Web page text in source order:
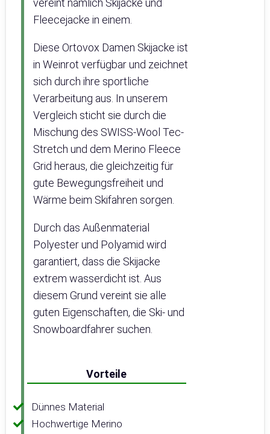
vereint nämlich Skijacke und
Fleecejacke in einem.
Diese Ortovox Damen Skijacke ist
in Weinrot verfügbar und zeichnet
sich durch ihre sportliche
Verarbeitung aus. In unserem
Vergleich sticht sie durch die
Mischung des SWISS-Wool Tec-
Stretch und dem Merino Fleece
Grid heraus, die gleichzeitig für
gute Bewegungsfreiheit und
Wärme beim Skifahren sorgen.
Durch das Außenmaterial
Polyester und Polyamid wird
garantiert, dass die Skijacke
extrem wasserdicht ist. Aus
diesem Grund vereint sie alle
guten Eigenschaften, die Ski- und
Snowboardfahrer suchen.
Vorteile
Dünnes Material
Hochwertige Merino